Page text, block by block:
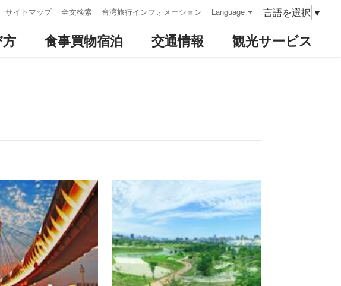
サイトマップ 全文検索 台湾旅行インフォメーション Language 言語を選択 ▼
食事買物宿泊 交通情報 観光サービス